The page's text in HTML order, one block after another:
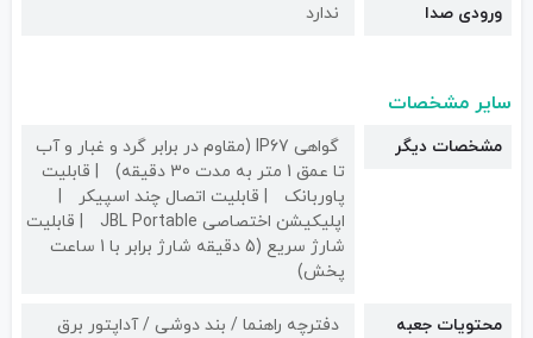
ورودی صدا ندارد
سایر مشخصات
مشخصات دیگر
گواهی IP67 (مقاوم در برابر گرد و غبار و آب
تا عمق 1 متر به مدت 30 دقیقه)
قابلیت
پاوربانک
قابلیت اتصال چند اسپیکر
اپلیکیشن اختصاصی JBL Portable
قابلیت
شارژ سریع (5 دقیقه شارژ برابر با 1 ساعت
پخش)
محتویات جعبه دفترچه راهنما / بند دوشی / آداپتور برق